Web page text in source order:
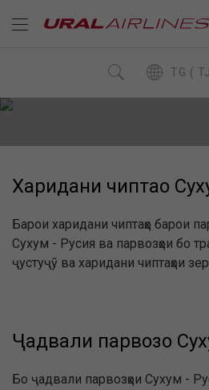
Харидани чиптаҳо
Барои харидани чиптаҳо барои
Сухум - Русия ва парвозҳои бо
ҷустуҷӯ ва харидани чиптаҳои
Ҷадвали парвозҳо
Бо ҷадвали парвозҳои Сухум -